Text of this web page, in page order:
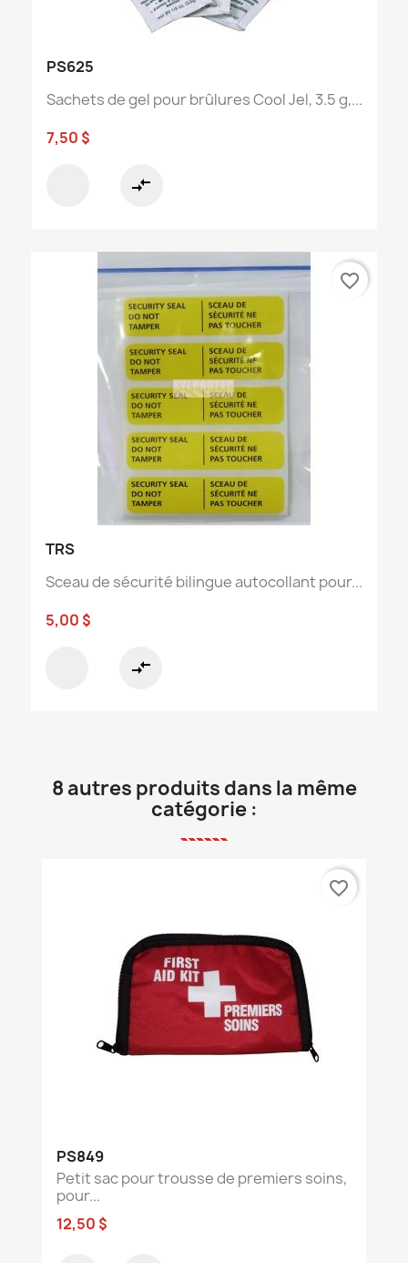
PS625
Sachets de gel pour brûlures Cool Jel, 3.5 g,...
7,50 $
compare_arrows
TRS
Sceau de sécurité bilingue autocollant pour...
5,00 $
compare_arrows
favorite_border
8 autres produits dans la même
catégorie :
PS849
Petit sac pour trousse de premiers soins,
pour...
12,50 $
favorite_border